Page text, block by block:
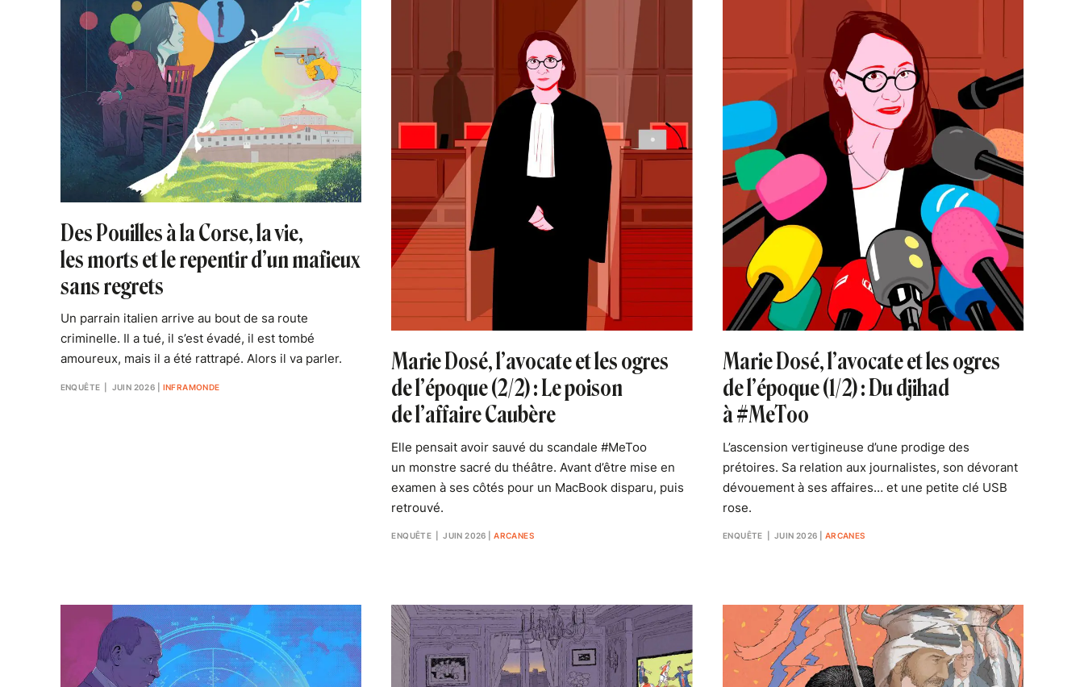
Des Pouilles à la Corse, la vie,
les morts et le repentir d’un mafieux
sans regrets
Un parrain italien arrive au bout de sa route
criminelle. Il a tué, il s’est évadé, il est tombé
amoureux, mais il a été rattrapé. Alors il va parler.
ENQUÊTE | JUIN 2026 INFRAMONDE
Marie Dosé, l’avocate et les ogres
de l’époque (2/2) : Le poison
de l’affaire Caubère
Elle pensait avoir sauvé du scandale #MeToo
un monstre sacré du théâtre. Avant d’être mise en
examen à ses côtés pour un MacBook disparu, puis
retrouvé.
ENQUÊTE | JUIN 2026 |ARCANES
Marie Dosé, l’avocate et les ogres
de l’époque (1/2) : Du djihad
à #MeToo
L’ascension vertigineuse d’une prodige des
prétoires. Sa relation aux journalistes, son dévorant
dévouement à ses affaires… et une petite clé USB
rose.
ENQUÊTE | JUIN 2026 ARCANES